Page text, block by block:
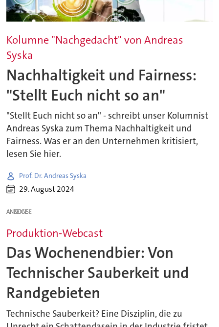
Kolumne "Nachgedacht" von Andreas
Syska
Nachhaltigkeit und Fairness:
"Stellt Euch nicht so an"
"Stellt Euch nicht so an" - schreibt unser Kolumnist
Andreas Syska zum Thema Nachhaltigkeit und
Fairness. Was er an den Unternehmen kritisiert,
lesen Sie hier.
Prof. Dr. Andreas Syska
29. August 2024
ANZEIGE
Produktion-Webcast
Das Wochenendbier: Von
Technischer Sauberkeit und
Randgebieten
Technische Sauberkeit? Eine Disziplin, die zu